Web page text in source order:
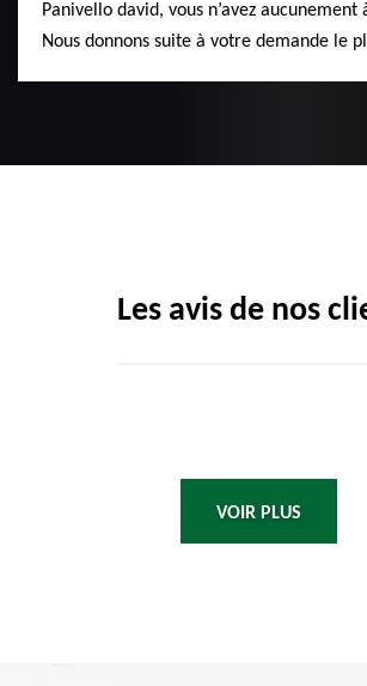
Panivello david, vous n’avez aucunement
Nous donnons suite à votre demande le
Les avis de nos
VOIR PLUS